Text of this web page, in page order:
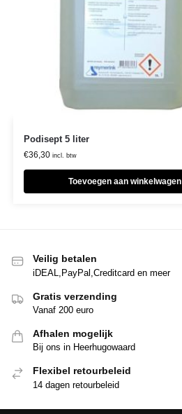
Podisept 5 liter
€36,30 incl. btw
Toevoegen aan winkelwagen
Veilig betalen
iDEAL,PayPal,Creditcard en meer
Gratis verzending
Vanaf 200 euro
Afhalen mogelijk
Bij ons in Heerhugowaard
Flexibel retourbeleid
14 dagen retourbeleid